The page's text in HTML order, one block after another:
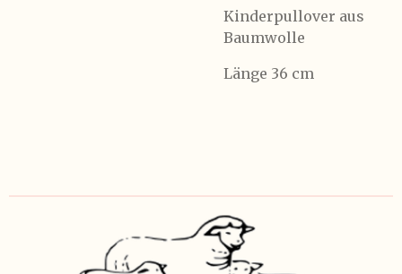
Kinderpullover aus
Baumwolle
Länge 36 cm